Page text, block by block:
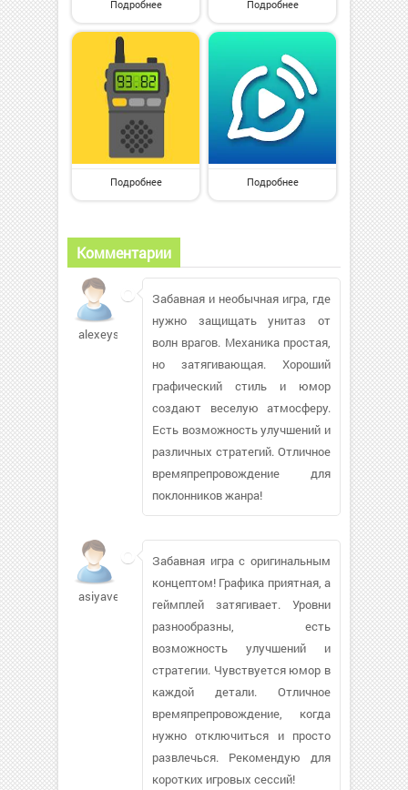
Подробнее Подробнее
Подробнее Подробнее
Комментарии
alexeysah
Забавная и необычная игра, где
нужно защищать унитаз от
волн врагов. Механика простая,
но затягивающая. Хороший
графический стиль и юмор
создают веселую атмосферу.
Есть возможность улучшений и
различных стратегий. Отличное
времяпрепровождение для
поклонников жанра!
asiyavest
Забавная игра с оригинальным
концептом! Графика приятная, а
геймплей затягивает. Уровни
разнообразны, есть
возможность улучшений и
стратегии. Чувствуется юмор в
каждой детали. Отличное
времяпрепровождение, когда
нужно отключиться и просто
развлечься. Рекомендую для
коротких игровых сессий!